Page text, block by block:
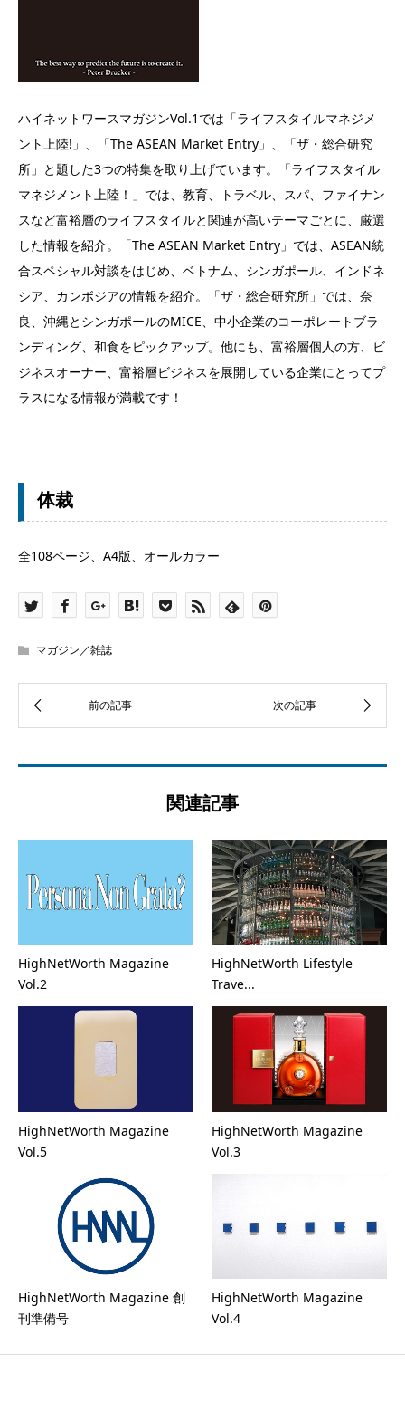
ハイネットワースマガジンVol.1では「ライフスタイルマネジメ
ント上陸!」、「The ASEAN Market Entry」、「ザ・総合研究
所」と題した3つの特集を取り上げています。「ライフスタイル
マネジメント上陸！」では、教育、トラベル、スパ、ファイナン
スなど富裕層のライフスタイルと関連が高いテーマごとに、厳選
した情報を紹介。「The ASEAN Market Entry」では、ASEAN統
合スペシャル対談をはじめ、ベトナム、シンガポール、インドネ
シア、カンボジアの情報を紹介。「ザ・総合研究所」では、奈
良、沖縄とシンガポールのMICE、中小企業のコーポレートブラ
ンディング、和食をピックアップ。他にも、富裕層個人の方、ビ
ジネスオーナー、富裕層ビジネスを展開している企業にとってプ
ラスになる情報が満載です！
体裁
全108ページ、A4版、オールカラー
マガジン／雑誌
関連記事
HighNetWorth Magazine
Vol.2
HighNetWorth Lifestyle
Trave...
HighNetWorth Magazine
Vol.5
HighNetWorth Magazine
Vol.3
HighNetWorth Magazine 創
刊準備号
HighNetWorth Magazine
Vol.4